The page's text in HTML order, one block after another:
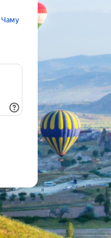
Чаму